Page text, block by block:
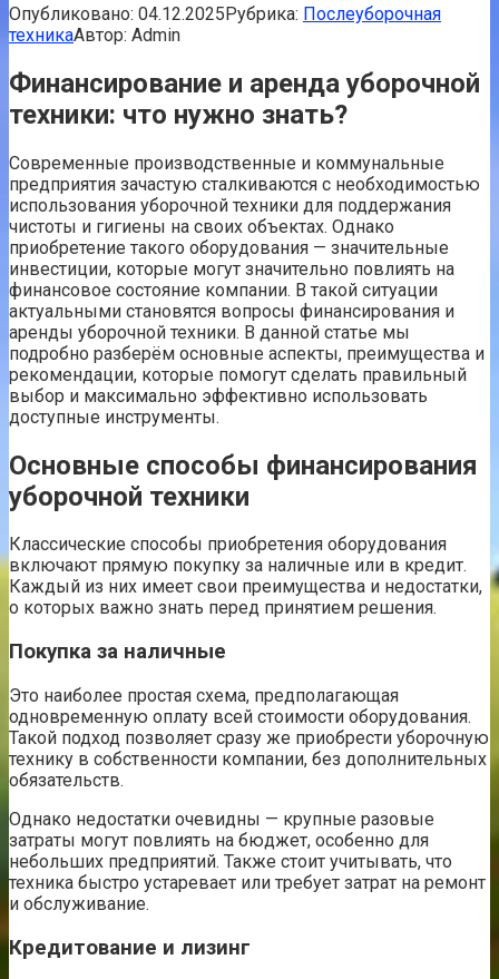
Опубликовано: 04.12.2025Рубрика: Послеуборочная
техникаАвтор: Admin
Финансирование и аренда уборочной
техники: что нужно знать?
Современные производственные и коммунальные
предприятия зачастую сталкиваются с необходимостью
использования уборочной техники для поддержания
чистоты и гигиены на своих объектах. Однако
приобретение такого оборудования — значительные
инвестиции, которые могут значительно повлиять на
финансовое состояние компании. В такой ситуации
актуальными становятся вопросы финансирования и
аренды уборочной техники. В данной статье мы
подробно разберём основные аспекты, преимущества и
рекомендации, которые помогут сделать правильный
выбор и максимально эффективно использовать
доступные инструменты.
Основные способы финансирования
уборочной техники
Классические способы приобретения оборудования
включают прямую покупку за наличные или в кредит.
Каждый из них имеет свои преимущества и недостатки,
о которых важно знать перед принятием решения.
Покупка за наличные
Это наиболее простая схема, предполагающая
одновременную оплату всей стоимости оборудования.
Такой подход позволяет сразу же приобрести уборочную
технику в собственности компании, без дополнительных
обязательств.
Однако недостатки очевидны — крупные разовые
затраты могут повлиять на бюджет, особенно для
небольших предприятий. Также стоит учитывать, что
техника быстро устаревает или требует затрат на ремонт
и обслуживание.
Кредитование и лизинг